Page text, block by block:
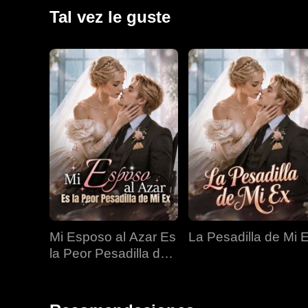
reveló la verdad: había guardado rencor a Jillian por
Dominick.
Tal vez le guste
Mi Esposo al Azar Es
la Peor Pesadilla de
La Pesadilla de Mi